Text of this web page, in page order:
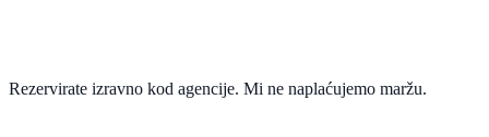
Rezervirate izravno kod agencije. Mi ne naplaćujemo maržu.